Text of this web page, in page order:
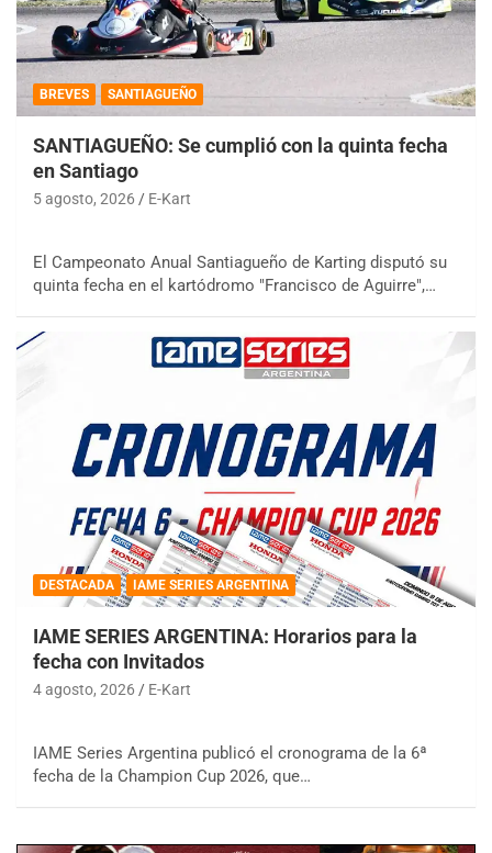
BREVES SANTIAGUEÑO
SANTIAGUEÑO: Se cumplió con la quinta fecha
en Santiago
5 agosto, 2026 E-Kart
El Campeonato Anual Santiagueño de Karting disputó su
quinta fecha en el kartódromo "Francisco de Aguirre",…
DESTACADA IAME SERIES ARGENTINA
IAME SERIES ARGENTINA: Horarios para la
fecha con Invitados
4 agosto, 2026 E-Kart
IAME Series Argentina publicó el cronograma de la 6ª
fecha de la Champion Cup 2026, que…